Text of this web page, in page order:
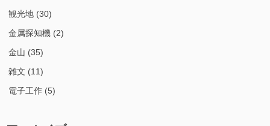
観光地 (30)
金属探知機 (2)
金山 (35)
雑文 (11)
電子工作 (5)